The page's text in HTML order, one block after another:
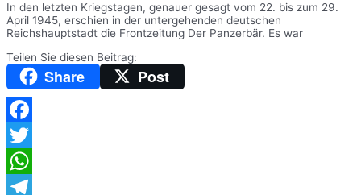
In den letzten Kriegstagen, genauer gesagt vom 22. bis zum 29.
April 1945, erschien in der untergehenden deutschen
Reichshauptstadt die Frontzeitung Der Panzerbär. Es war
Teilen Sie diesen Beitrag:
Share Post
Facebook
Twitter
WhatsApp